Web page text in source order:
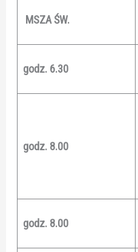
MSZA ŚW.
godz. 6.30
godz. 8.00
godz. 8.00